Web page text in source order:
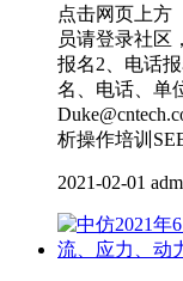
点击网页上方
员请登录社区
报名2、电话
名、电话、单
析操作培训
2021-02-01